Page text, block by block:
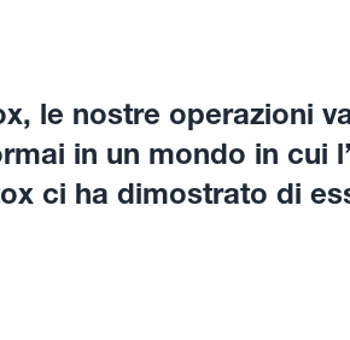
le nostre operazioni
in un mondo in cui
ci ha dimostrato di